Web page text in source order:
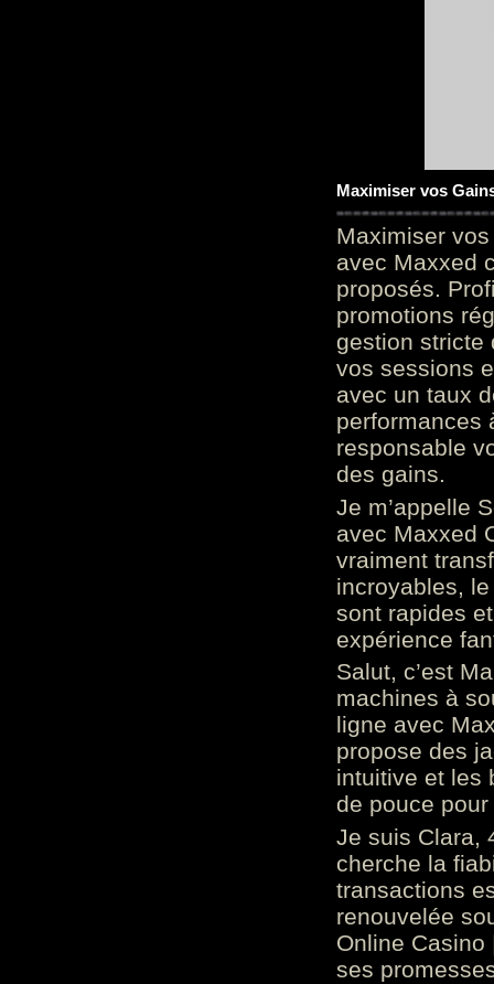
Maximiser vos
Maximiser
avec Maxxed
proposés.
promotions
gestion stricte
vos sessions
avec un taux
performances
responsable
des gains.
Je m’appelle
avec Maxxed
vraiment
incroyables,
sont rapides
expérience
Salut, c’est
machines à
ligne avec
propose des
intuitive et les
de pouce
Je suis Clara,
cherche la
transactions
renouvelée
Online
ses